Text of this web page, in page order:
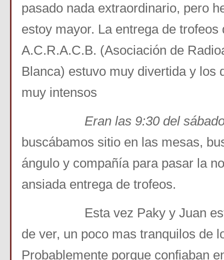
pasado nada extraordinario, pero
estoy mayor. La entrega de trofeos
A.C.R.A.C.B. (Asociación de
Blanca) estuvo muy divertida y los
muy intensos
Eran las 9:30 del
buscábamos sitio en las mesas,
ángulo y compañía para pasar la
ansiada entrega de trofeos.
Esta vez Paky y Juan
de ver, un poco mas tranquilos de
Probablemente porque confiaban